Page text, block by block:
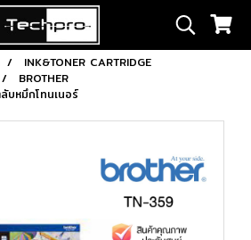
INK&TONER CARTRIDGE
BROTHER
หมึกโทนเนอร์